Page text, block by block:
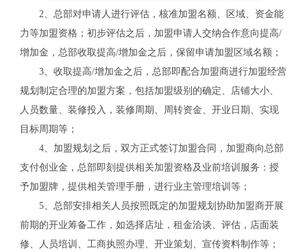
2、总部对申请人进行评估，核准加盟名额、区域、资金能
力等加盟资格；初步评估之后，加盟申请人交纳合作意向提高/
增加金，总部收取提高/增加金之后，保留申请加盟区域名额；
3、收取提高/增加金之后，总部即配合加盟商进行加盟经营
规划制定合理的加盟方案，包括加盟级别的确定、店铺大小、
人员数量、装修投入，装修周期、周转资金、开业日期、实现
目标周期等；
4、加盟规划之后，双方正式签订加盟合同，加盟商向总部
支付创业金，总部即刻提供相关加盟资格及业前培训服务：授
予加盟牌，提供相关管理手册，进行业主管理培训等；
5、总部安排相关人员按照既定的加盟规划协助加盟商开展
前期的开业筹备工作，如选择店址，租金洽谈、评估，店面装
修、人员培训、工商执照办理、开业策划、宣传资料制作等；